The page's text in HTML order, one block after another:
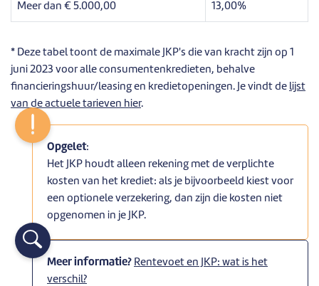
Meer dan € 5.000,00 13,00%
* Deze tabel toont de maximale JKP's die van kracht zijn op 1
juni 2023 voor alle consumentenkredieten, behalve
financieringshuur/leasing en kredietopeningen. Je vindt de lijst
van de actuele tarieven hier.
Opgelet:
Het JKP houdt alleen rekening met de verplichte
kosten van het krediet: als je bijvoorbeeld kiest voor
een optionele verzekering, dan zijn die kosten niet
opgenomen in je JKP.
Meer informatie? Rentevoet en JKP: wat is het
verschil?